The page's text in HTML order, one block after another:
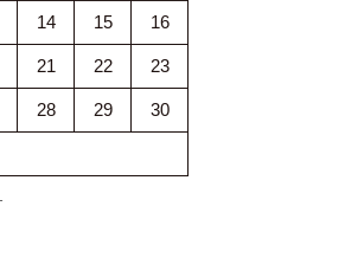
14 15 16
21 22 23
28 29 30